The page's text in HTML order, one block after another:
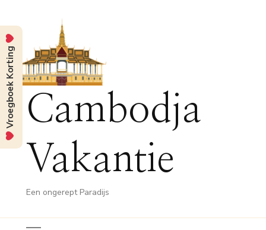
Cambodja
Vakantie
Een ongerept Paradijs
Vroegboek Korting